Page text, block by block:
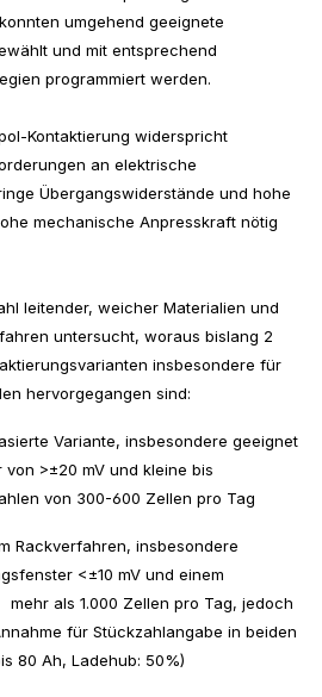
umgehend geeignete
und mit entsprechend
programmiert werden.
Kontaktierung widerspricht
an elektrische
Übergangswiderstände und hohe
mechanische Anpresskraft nötig
leitender, weicher Materialien und
untersucht, woraus bislang 2
insbesondere für
hervorgegangen sind:
Variante, insbesondere geeignet
>±20 mV und kleine bis
300-600 Zellen pro Tag
Rackverfahren, insbesondere
<±10 mV und einem
1.000 Zellen pro Tag, jedoch
für Stückzahlangabe in beiden
80 Ah, Ladehub: 50%)